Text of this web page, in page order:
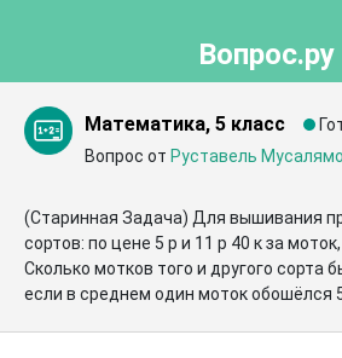
Вопрос.ру
Математика, 5 класс
Вопрос от Руставель
(Старинная Задача) Для вышивания
сортов: по цене 5 р и 11 р 40 к за
Сколько мотков того и другого сорта
если в среднем один моток обошёлся